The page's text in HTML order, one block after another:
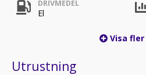
DRIVMEDEL
El
Visa fler
Utrustning